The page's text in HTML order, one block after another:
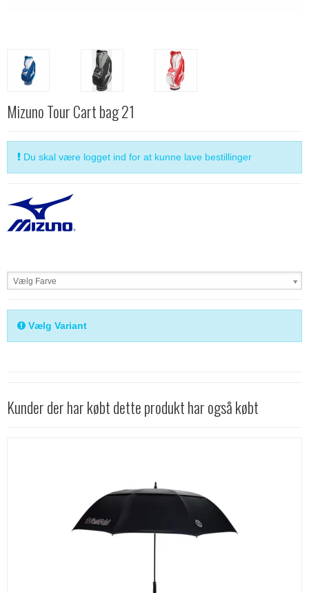
Mizuno Tour Cart bag 21
Du skal være logget ind for at kunne lave bestillinger
Vælg Farve
Vælg Variant
Kunder der har købt dette produkt har også købt